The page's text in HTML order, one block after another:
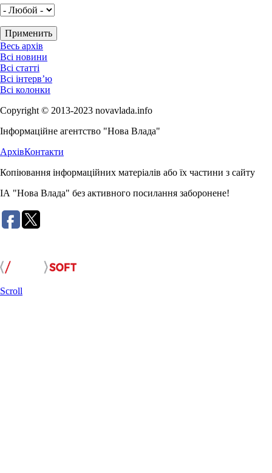
Весь архів
Всі новини
Всі статті
Всі інтерв’ю
Всі колонки
Copyright © 2013-2023 novavlada.info
Інформаційне агентство "Нова Влада"
АрхівКонтакти
Копіювання інформаційних матеріалів або їх частини з сайту
ІА "Нова Влада" без активного посилання заборонене!
Scroll